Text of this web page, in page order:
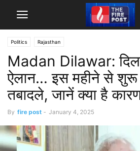
Politics Rajasthan
Madan Dilawar:
ऐलान… इस महीने से शुरू
तबादले, जानें क्या है
By fire post - January 4, 2025